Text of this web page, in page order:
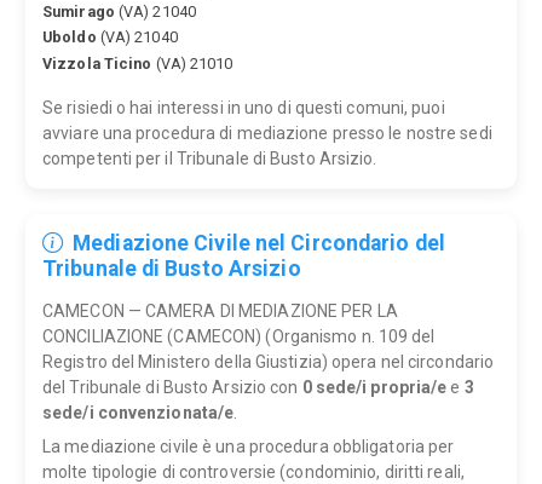
Sumirago (VA) 21040
Uboldo (VA) 21040
Vizzola Ticino (VA) 21010
Se risiedi o hai interessi in uno di questi comuni, puoi
avviare una procedura di mediazione presso le nostre sedi
competenti per il Tribunale di Busto Arsizio.
Mediazione Civile nel Circondario del
Tribunale di Busto Arsizio
CAMECON — CAMERA DI MEDIAZIONE PER LA
CONCILIAZIONE (CAMECON) (Organismo n. 109 del
Registro del Ministero della Giustizia) opera nel circondario
del Tribunale di Busto Arsizio con 0 sede/i propria/ee 3
sede/i convenzionata/e.
La mediazione civile è una procedura obbligatoria per
molte tipologie di controversie (condominio, diritti reali,